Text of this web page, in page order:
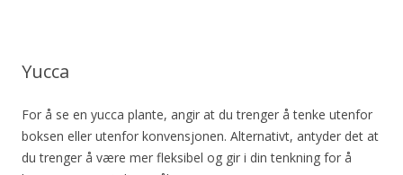
Yucca
For å se en yucca plante, angir at du trenger å tenke utenfor
boksen eller utenfor konvensjonen. Alternativt, antyder det at
du trenger å være mer fleksibel og gir i din tenkning for å